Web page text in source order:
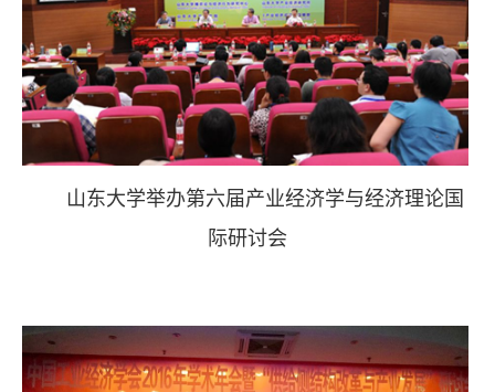
山东大学举办第六届产业经济学与经济理论国
际研讨会